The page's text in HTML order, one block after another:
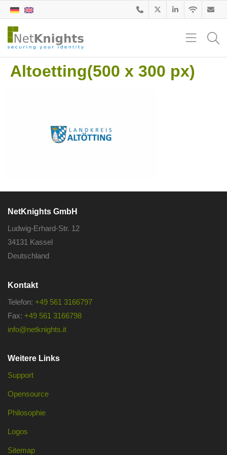
Altoetting(500 x 300 px)
NetKnights GmbH
Ludwig-Erhard-Str. 12
34131 Kassel
Deutschland
Kontakt
Telefon: +49 561 3166797
Fax: +49 561 3166798
info@netknights.it
Weitere Links
Support
Opensource
Philosophie
Logos
Sitemap